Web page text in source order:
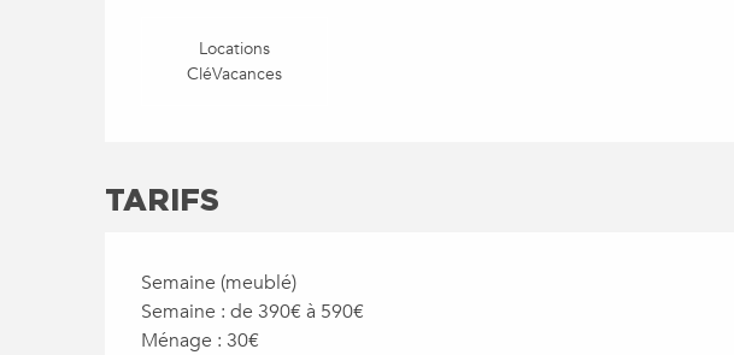
Locations
CléVacances
TARIFS
Semaine (meublé)
Semaine : de 390€ à 590€
Ménage : 30€